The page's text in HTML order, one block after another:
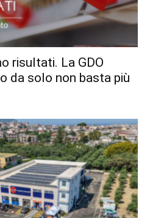
risultati. La GDO
da solo non basta più